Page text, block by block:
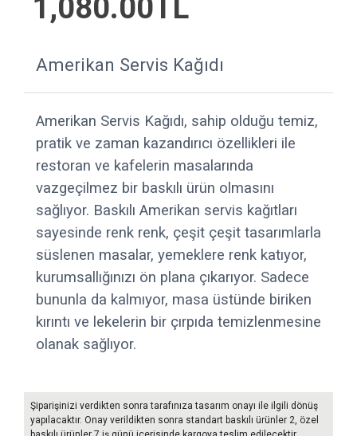
Amerikan Servis Kağıdı
Amerikan Servis Kağıdı, sahip olduğu temiz,
pratik ve zaman kazandırıcı özellikleri ile
restoran ve kafelerin masalarında
vazgeçilmez bir baskılı ürün olmasını
sağlıyor. Baskılı Amerikan servis kağıtları
sayesinde renk renk, çeşit çeşit tasarımlarla
süslenen masalar, yemeklere renk katıyor,
kurumsallığınızı ön plana çıkarıyor. Sadece
bununla da kalmıyor, masa üstünde biriken
kırıntı ve lekelerin bir çırpıda temizlenmesine
olanak sağlıyor.
Şiparişinizi verdikten sonra tarafınıza tasarım onayı ile ilgili dönüş
yapılacaktır. Onay verildikten sonra standart baskılı ürünler 2, özel
1,080.00TL